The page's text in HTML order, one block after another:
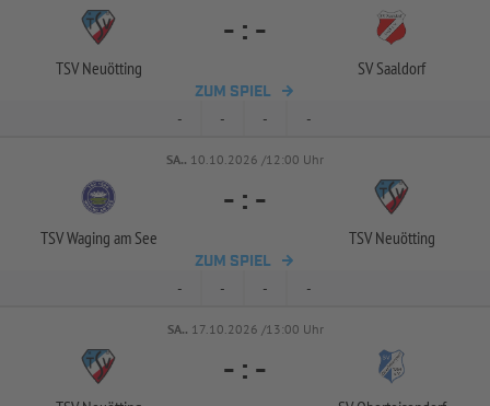
TSV Neuötting
- : -
SV Saaldorf
ZUM SPIEL
- - - -
SA.. 10.10.2026 /12:00 Uhr
TSV Waging am See
- : -
TSV Neuötting
ZUM SPIEL
- - - -
SA.. 17.10.2026 /13:00 Uhr
- : -